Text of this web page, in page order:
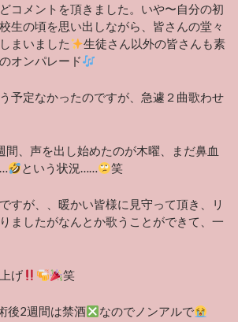
コメントを頂きました。いや〜自分の初
生の頃を思い出しながら、皆さんの堂々
まいました
生徒さん以外の皆さんも素
オンパレード
予定なかったのですが、急遽２曲歌わせ
間、声を出し始めたのが木曜、まだ鼻血
という状況…… 笑
すが、、暖かい皆様に見守って頂き、リ
ましたがなんとか歌うことができて、一
げ 笑
後2週間は禁酒 なのでノンアルで